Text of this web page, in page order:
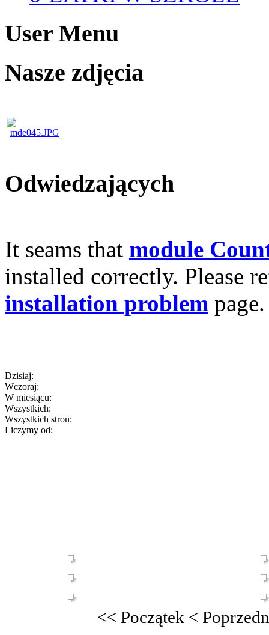
User Menu
Nasze zdjęcia
Odwiedzających
It seams that module
installed correctly. Please
installation problem page.
Dzisiaj:
Wczoraj:
W miesiącu:
Wszystkich:
Wszystkich stron:
Liczymy od:
<< Początek <